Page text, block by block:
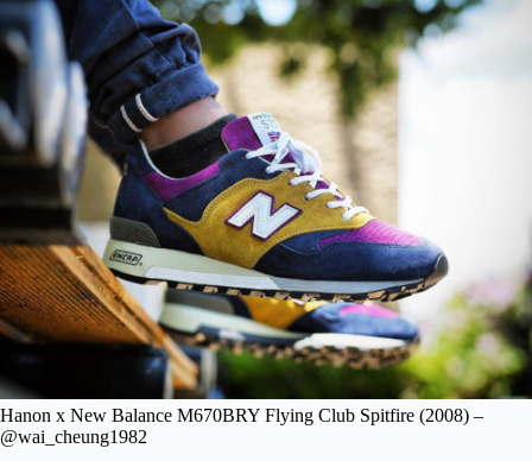
Hanon x New Balance M670BRY Flying Club Spitfire (2008) –
@wai_cheung1982